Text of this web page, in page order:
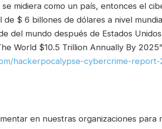
midiera como un país, entonces el
$ 6 billones de dólares a nivel
del mundo después de Estados
World $10.5 Trillion Annually By
hackerpocalypse-cybercrime-report-
en nuestras organizaciones para